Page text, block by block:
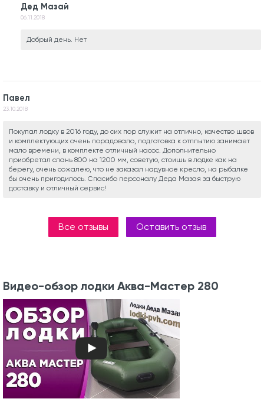
Дед Мазай
06.11.2018
Добрый день. Нет
Павел
23.10.2018
Покупал лодку в 2016 году, до сих пор служит на отлично, качество швов
и комплектующих очень порадовало, подготовка к отплытию занимает
мало времени, в комплекте отличный насос. Дополнительно
приобретал слань 800 на 1200 мм, советую, стоишь в лодке как на
берегу, очень сожалею, что не заказал надувное кресло, на рыбалке
бы очень пригодилось. Спасибо персоналу Деда Мазая за быструю
доставку и отличный сервис!
Все отзывы Оставить отзыв
Видео-обзор лодки Аква-Мастер 280